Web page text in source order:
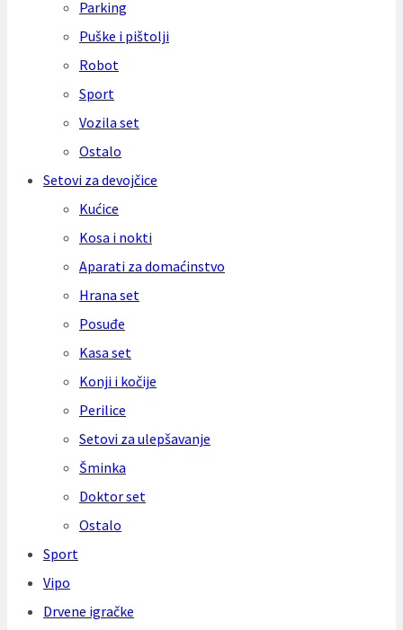
Parking
Puške i pištolji
Robot
Sport
Vozila set
Ostalo
Setovi za devojčice
Kućice
Kosa i nokti
Aparati za domaćinstvo
Hrana set
Posuđe
Kasa set
Konji i kočije
Perilice
Setovi za ulepšavanje
Šminka
Doktor set
Ostalo
Sport
Vipo
Drvene igračke